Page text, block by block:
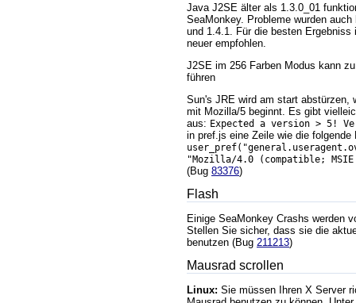
Java J2SE älter als 1.3.0_01
SeaMonkey. Probleme wurden
und 1.4.1. Für die besten
neuer empfohlen.
J2SE im 256 Farben Modus kann
führen
Sun's JRE wird am start abstürzen,
mit Mozilla/5 beginnt. Es gibt
aus: Expected a version > 5!
in pref.js eine Zeile wie die folgende
"Mozilla/4.0 (compatible;
(Bug 83376)
Flash
Einige SeaMonkey Crashs werden
Stellen Sie sicher, dass sie die
benutzen (Bug 211213)
Mausrad scrollen
Linux: Sie müssen Ihren X Server